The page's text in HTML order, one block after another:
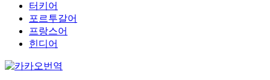
터키어
포르투갈어
프랑스어
힌디어